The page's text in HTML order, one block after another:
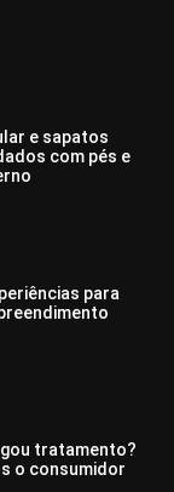
e sapatos
com pés e
para
tratamento?
o consumidor